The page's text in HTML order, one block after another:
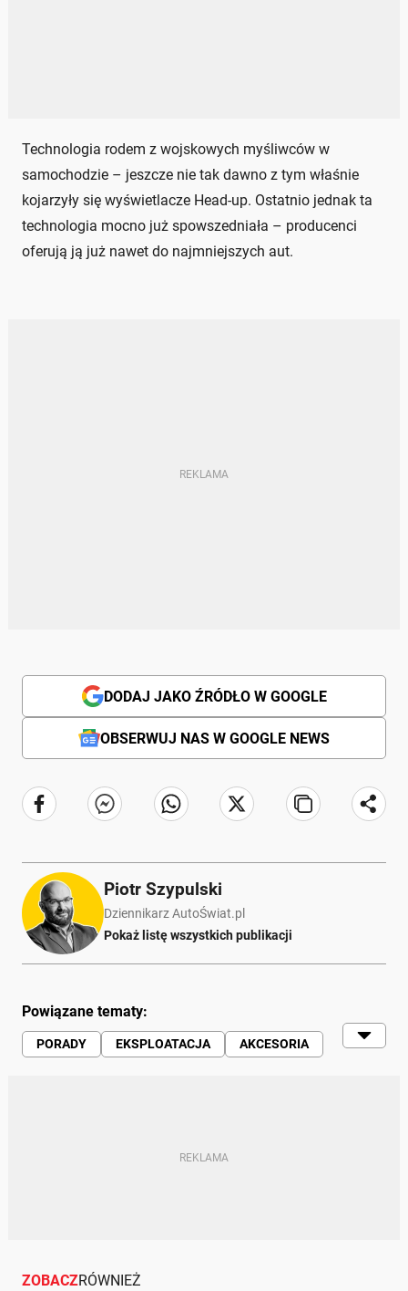
Technologia rodem z wojskowych myśliwców w
samochodzie – jeszcze nie tak dawno z tym właśnie
kojarzyły się wyświetlacze Head-up. Ostatnio jednak ta
technologia mocno już spowszedniała – producenci
oferują ją już nawet do najmniejszych aut.
DODAJ JAKO ŹRÓDŁO W GOOGLE
OBSERWUJ NAS W GOOGLE NEWS
Piotr Szypulski
Dziennikarz AutoŚwiat.pl
Pokaż listę wszystkich publikacji
Powiązane tematy:
PORADY EKSPLOATACJA
AKCESORIA
ZOBACZRÓWNIEŻ